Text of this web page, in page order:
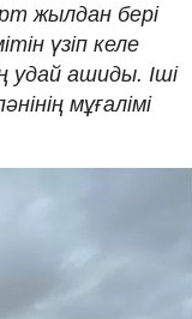
жылдан бері
үзіп келе
удай ашиды. Іші
мұғалімі